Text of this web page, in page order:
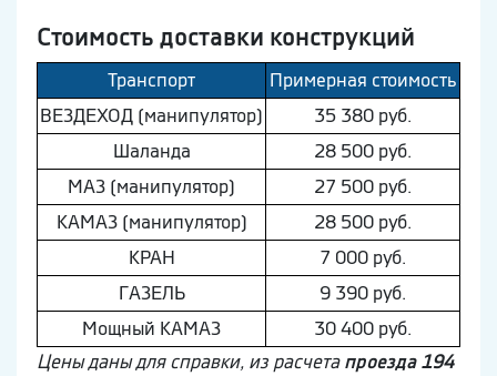
Стоимость доставки конструкций
Транспорт
Примерная стоимость
ВEЗДEХОД (манипулятор)
35 380 руб.
Шaлaнда
28 500 руб.
МAЗ (манипулятор)
27 500 руб.
КAМAЗ (манипулятор)
28 500 руб.
КРАН
7 000 руб.
ГAЗEЛЬ
9 390 руб.
Мощный КAМAЗ
30 400 руб.
Цены даны для справки, из расчетапроезда 194